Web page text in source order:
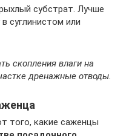
субстрат. Лучше
суглинистом или
скопления влаги на
дренажные отводы.
того, какие саженцы